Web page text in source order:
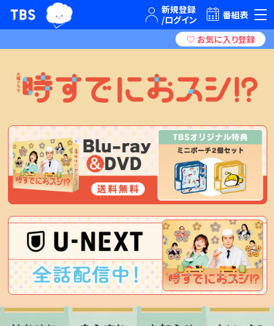
TBSテレビ｜ときめくときを。
TBSグループキャラクター『ワクティ』番組表